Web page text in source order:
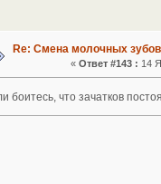
Re: Смена молочных зубов
« Ответ #143 : 14
боитесь, что зачатков